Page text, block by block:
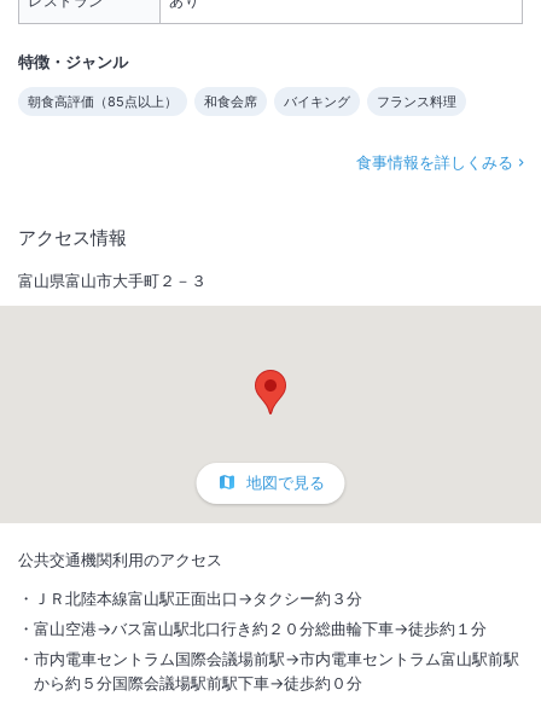
特徴・ジャンル
朝食高評価（85点以上） 和食会席 バイキング フランス料理
食事情報を詳しくみる
アクセス情報
富山県富山市大手町２－３
地図で見る
公共交通機関利用のアクセス
ＪＲ北陸本線富山駅正面出口→タクシー約３分
富山空港→バス富山駅北口行き約２０分総曲輪下車→徒歩約１分
市内電車セントラム国際会議場前駅→市内電車セントラム富山駅前駅
から約５分国際会議場駅前駅下車→徒歩約０分